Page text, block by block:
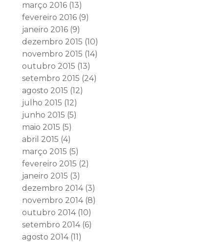
março 2016(13)
fevereiro 2016(9)
janeiro 2016(9)
dezembro 2015 (10)
novembro 2015 (14)
outubro 2015 (13)
setembro 2015 (24)
agosto 2015 (12)
julho 2015 (12)
junho 2015 (5)
maio 2015 (5)
abril 2015 (4)
março 2015 (5)
fevereiro 2015 (2)
janeiro 2015 (3)
dezembro 2014(3)
novembro 2014(8)
outubro 2014(10)
setembro 2014(6)
agosto 2014(11)